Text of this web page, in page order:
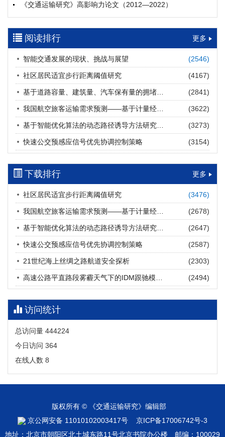
多层能源供给网络下高速公路系统韧性提升方法
郝泉霖, 兰富安, 赖波, 陈立栋, 宋志英, 郑帅
2026, 12(3): 163-175.https://doi.org/10.16503/j.cnki.2095-
9931.2026.03.013
摘要 (14) HTML(12)
道路建养运通用碳核算方法及应用
王元庆, 王皎, 刘圆圆, 于谦, 刘聂旸子, 杨诗雨
2026, 12(3): 176-189.https://doi.org/10.16503/j.cnki.2095-
9931.2026.03.014
摘要 (11) HTML(11)
西部陆海新通道氢走廊建设对交通运输领域低碳转型的推动作
用
罗文格, 黄承锋, 关海长
2026, 12(3): 190-201.https://doi.org/10.16503/j.cnki.2095-
9931.2026.03.015
摘要 (22) HTML(21)
交能融合背景下零碳货运走廊利益主体的策略演化与影响因素
张海涛, 姚琛, 唐治豪, 谢明辉, 王元庆
2026, 12(3): 202-216.https://doi.org/10.16503/j.cnki.2095-
9931.2026.03.016
摘要 (20) HTML(18)
《交通运输研究》高影响力论文（2012—2022）
中英文摘要撰写规范及样例
阅读排行 更多
智能交通发展的现状、挑战与展望 (2546)
社区居民适宜步行距离阈值研究 (4167)
(2841)
(3622)
(3273)
快速公交预感应信号优先协调控制策略 (3154)
下载排行 更多
社区居民适宜步行距离阈值研究 (3476)
(2678)
(2647)
快速公交预感应信号优先协调控制策略 (2587)
21世纪海上丝绸之路航道安全探析 (2303)
(2494)
访问统计
总访问量 444224
今日访问 364
在线人数 8
版权所有 © 《交通运输研究》编辑部
京公网安备 11010102003417号
京ICP备17006742号-3
地址：北京市朝阳区北土城东路11号北京书院办公楼 邮编：100029